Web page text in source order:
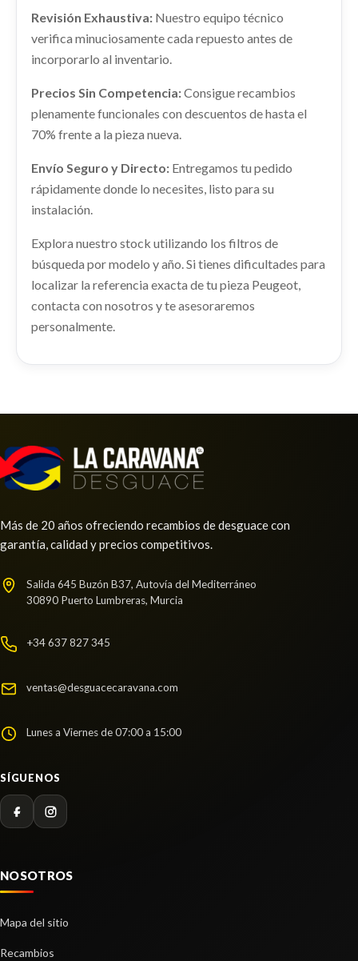
TRANSMISION DELANTERA DERECHA usado.
PEUGEOT 3008 GT LINE
Ref: 2257303
Consultar
Ref: 2257304
Consultar
AMORTIGUADOR TRASERO DERECHO
AMORTIGUADOR TRASERO DERECHO usado.
AMORTIGUADOR TRASERO IZQUIERDO usado.
PEUGEOT 3008 GT LINE
Revisión Exhaustiva: Nuestro equipo técnico
verifica minuciosamente cada repuesto antes de
incorporarlo al inventario.
Precios Sin Competencia:Consigue recambios
plenamente funcionales con descuentos de hasta el
70% frente a la pieza nueva.
Envío Seguro y Directo: Entregamos tu pedido
rápidamente donde lo necesites, listo para su
instalación.
Explora nuestro stock utilizando los filtros de
búsqueda por modelo y año. Si tienes dificultades para
localizar la referencia exacta de tu pieza Peugeot,
contacta con nosotros y te asesoraremos
personalmente.
Más de 20 años ofreciendo recambios de desguace con
garantía, calidad y precios competitivos.
Salida 645 Buzón B37, Autovía del Mediterráneo
30890 Puerto Lumbreras, Murcia
+34 637 827 345
ventas@desguacecaravana.com
Lunes a Viernes de 07:00 a 15:00
SÍGUENOS
NOSOTROS
Mapa del sitio
Recambios